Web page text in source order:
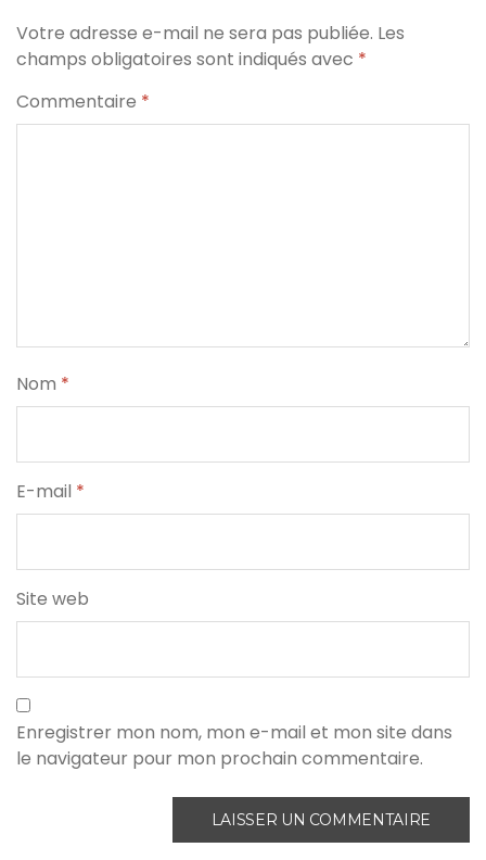
Votre adresse e-mail ne sera pas publiée. Les
champs obligatoires sont indiqués avec *
Commentaire *
Nom *
E-mail *
Site web
Enregistrer mon nom, mon e-mail et mon site dans
le navigateur pour mon prochain commentaire.